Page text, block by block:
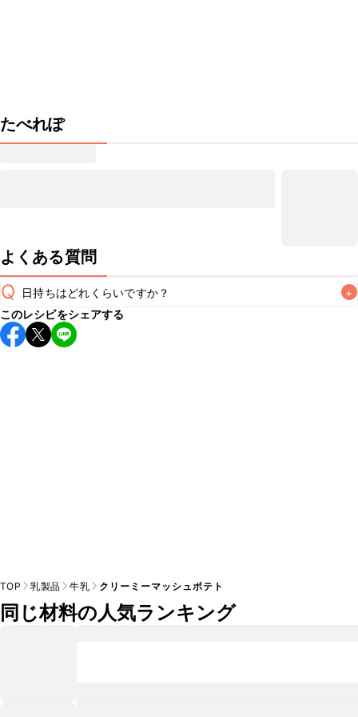
たべれぽ
よくある質問
Q 日持ちはどれくらいですか？ +
保存期間は冷蔵で翌日中が目安です。なるべくお早めにお召
し上がりください。
このレシピをシェアする
TOP 乳製品 牛乳 クリーミーマッシュポテト
同じ材料の人気ランキング